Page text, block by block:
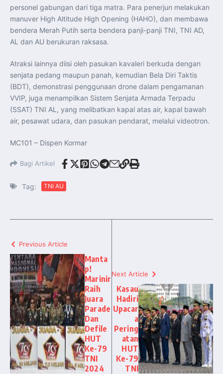
personel gabungan dari tiga matra. Para penerjun melakukan
manuver High Altitude High Opening (HAHO), dan membawa
bendera Merah Putih serta bendera panji-panji TNI, TNI AD,
AL dan AU berukuran raksasa.
Atraksi lainnya diisi oleh pasukan kavaleri berkuda dengan
senjata pedang maupun panah, kemudian Bela Diri Taktis
(BDT), demonstrasi penggunaan drone dalam pengamanan
VVIP, juga menampilkan Sistem Senjata Armada Terpadu
(SSAT) TNI AL, yang melibatkan kapal atas air, kapal bawah
air, pesawat udara, dan pasukan pendarat, melalui videotron.
MC101 – Dispen Kormar
Bagi Artikel
Tag: TNI AU
Previous Article
Manta
p!
Marinir
Raih
Juara
Parade
Dan
Defile
HUT
Ke-79
TNI
2024
Next Article
Kasau
Hadiri
Upacar
a
Pering
atan
HUT
Ke-79
TNI